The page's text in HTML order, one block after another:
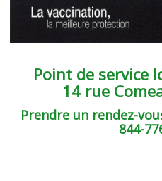
Point de service
14 rue
Prendre un rendez-
844-